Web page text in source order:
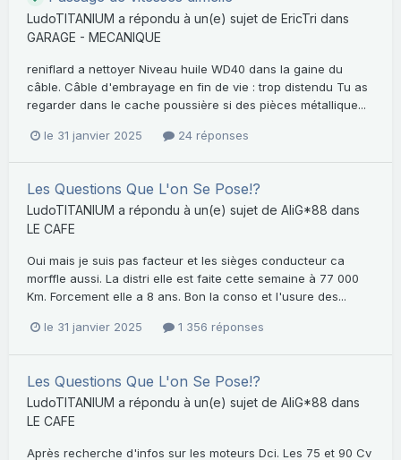
LudoTITANIUM a répondu à un(e) sujet de EricTri dans
GARAGE - MECANIQUE
reniflard a nettoyer Niveau huile WD40 dans la gaine du
câble. Câble d'embrayage en fin de vie : trop distendu Tu as
regarder dans le cache poussière si des pièces métallique...
le 31 janvier 2025 24 réponses
Les Questions Que L'on Se Pose!?
LudoTITANIUM a répondu à un(e) sujet de AliG*88 dans
LE CAFE
Oui mais je suis pas facteur et les sièges conducteur ca
morffle aussi. La distri elle est faite cette semaine à 77 000
Km. Forcement elle a 8 ans. Bon la conso et l'usure des...
le 31 janvier 2025 1 356 réponses
Les Questions Que L'on Se Pose!?
LudoTITANIUM a répondu à un(e) sujet de AliG*88 dans
LE CAFE
Après recherche d'infos sur les moteurs Dci. Les 75 et 90 Cv